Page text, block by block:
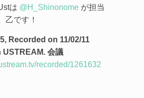
は @H_Shinonome が担当
乙です！
Recorded on 11/02/11
会議
recorded/1261632